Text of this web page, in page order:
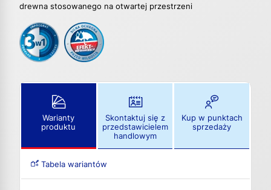
drewna stosowanego na otwartej przestrzeni
Warianty
produktu
Skontaktuj się z
przedstawicielem
handlowym
Kup w punktach
sprzedaży
Tabela wariantów